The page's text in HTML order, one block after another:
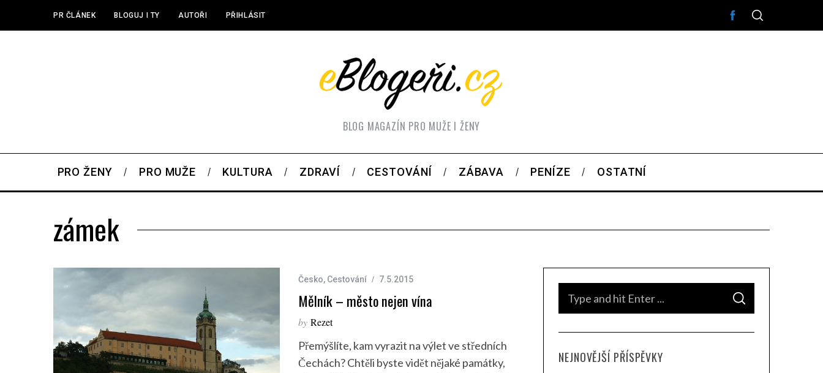
PR ČLÁNEK BLOGUJ I TY AUTOŘI PŘIHLÁSIT
BLOG MAGAZÍN PRO MUŽE I ŽENY
PRO ŽENY PRO MUŽE KULTURA ZDRAVÍ CESTOVÁNÍ ZÁBAVA PENÍZE OSTATNÍ
zámek
Česko, Cestování 7.5.2015
Mělník – město nejen vína
by Rezet
Přemýšlíte, kam vyrazit na výlet ve středních
Čechách? Chtěli byste vidět nějaké památky,
c
S
A
C
NEJNOVĚJŠÍ PŘÍSPĚVKY